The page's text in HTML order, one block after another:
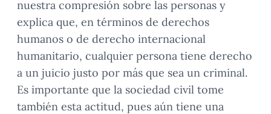
nuestra compresión sobre las personas y
explica que, en términos de derechos
humanos o de derecho internacional
humanitario, cualquier persona tiene derecho
a un juicio justo por más que sea un criminal.
Es importante que la sociedad civil tome
también esta actitud, pues aún tiene una